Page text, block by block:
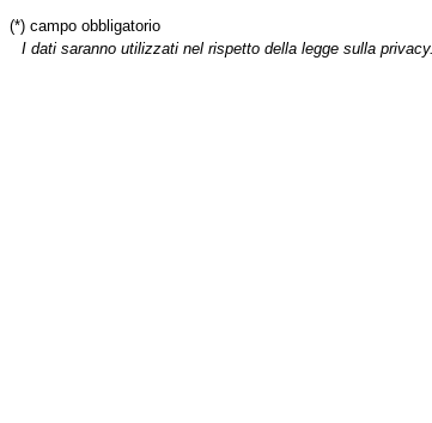
(*) campo obbligatorio
I dati saranno utilizzati nel rispetto della legge sulla privacy.